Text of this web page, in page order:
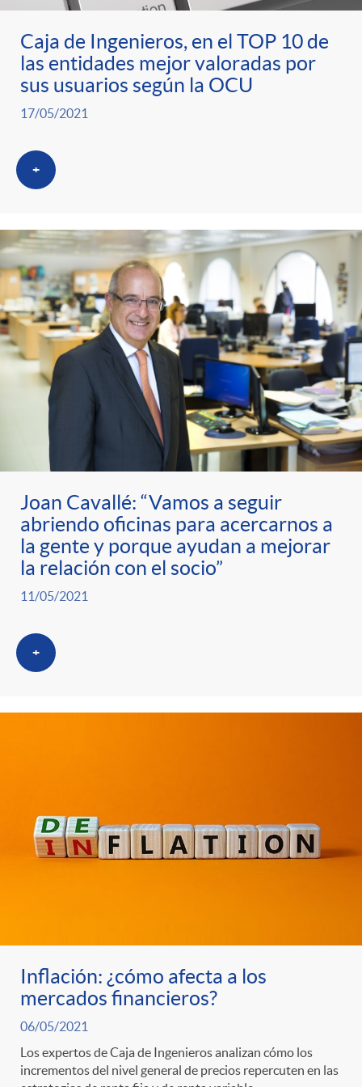
r
a
S
a
l
a
d
p
r
e
s
a
n
p
r
c
a
t
e
o
r
í
a
s
e
n
d
o
A
n
a
F
i
l
t
C
t
e
g
i
c
a
d
o
r
d
o
n
t
e
n
Caja de Ingenieros, en el TOP 10 de
las entidades mejor valoradas por
sus usuarios según la OCU
17/05/2021
+
Joan Cavallé: “Vamos a seguir
abriendo oficinas para acercarnos a
la gente y porque ayudan a mejorar
la relación con el socio”
11/05/2021
+
Inflación: ¿cómo afecta a los
mercados financieros?
06/05/2021
Los expertos de Caja de Ingenieros analizan cómo los
incrementos del nivel general de precios repercuten en las